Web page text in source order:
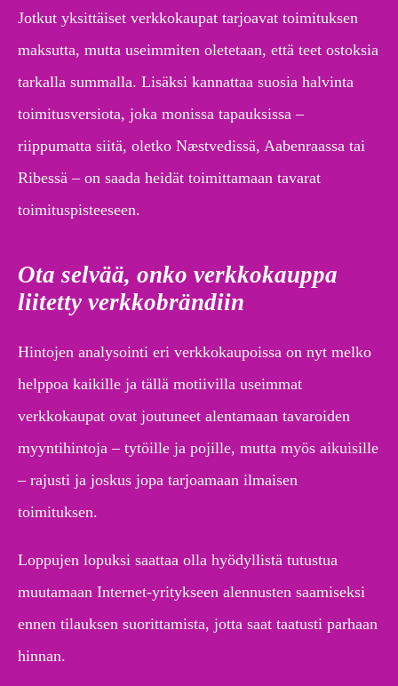
Jotkut yksittäiset verkkokaupat tarjoavat toimituksen
maksutta, mutta useimmiten oletetaan, että teet ostoksia
tarkalla summalla. Lisäksi kannattaa suosia halvinta
toimitusversiota, joka monissa tapauksissa –
riippumatta siitä, oletko Næstvedissä, Aabenraassa tai
Ribessä – on saada heidät toimittamaan tavarat
toimituspisteeseen.
Ota selvää, onko verkkokauppa
liitetty verkkobrändiin
Hintojen analysointi eri verkkokaupoissa on nyt melko
helppoa kaikille ja tällä motiivilla useimmat
verkkokaupat ovat joutuneet alentamaan tavaroiden
myyntihintoja – tytöille ja pojille, mutta myös aikuisille
– rajusti ja joskus jopa tarjoamaan ilmaisen
toimituksen.
Loppujen lopuksi saattaa olla hyödyllistä tutustua
muutamaan Internet-yritykseen alennusten saamiseksi
ennen tilauksen suorittamista, jotta saat taatusti parhaan
hinnan.